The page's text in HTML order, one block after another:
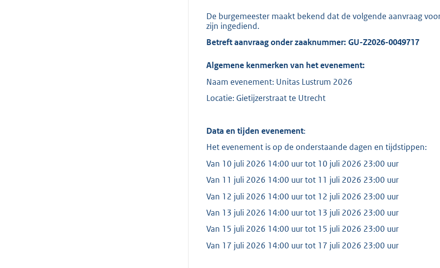
g
De burgemeester maakt bekend dat de volgende aanvraag
zijn ingediend.
Betreft aanvraag onder zaaknummer: GU-Z2026-0049717
Algemene kenmerken van het evenement:
Naam evenement: Unitas Lustrum 2026
Locatie: Gietijzerstraat te Utrecht
Data en tijden evenement:
Het evenement is op de onderstaande dagen en tijdstippen:
Van 10 juli 2026 14:00 uur tot 10 juli 2026 23:00 uur
Van 11 juli 2026 14:00 uur tot 11 juli 2026 23:00 uur
Van 12 juli 2026 14:00 uur tot 12 juli 2026 23:00 uur
Van 13 juli 2026 14:00 uur tot 13 juli 2026 23:00 uur
Van 15 juli 2026 14:00 uur tot 15 juli 2026 23:00 uur
Van 17 juli 2026 14:00 uur tot 17 juli 2026 23:00 uur